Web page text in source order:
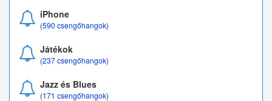
iPhone
(590 csengőhangok)
Játékok
(237 csengőhangok)
Jazz és Blues
(171 csengőhangok)